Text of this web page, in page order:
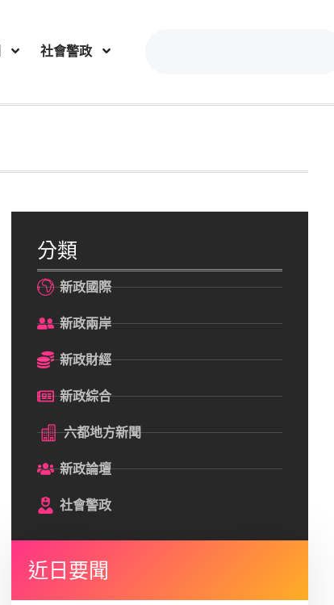
社會警政
分類
新政國際
新政兩岸
新政財經
新政綜合
六都地方新聞
新政論壇
社會警政
近日要聞